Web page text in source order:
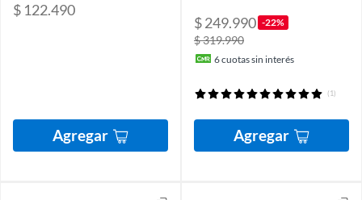
$ 122.490
Agregar
$ 249.990 -22%
$ 319.990
6cuotas sin interés
(1)
Agregar